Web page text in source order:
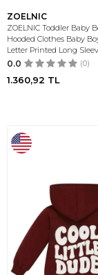
ZOELNIC
ZOELNIC Toddler Baby
Hooded Clothes Baby
Letter Printed Long
0.0 (0)
1.360,92 TL